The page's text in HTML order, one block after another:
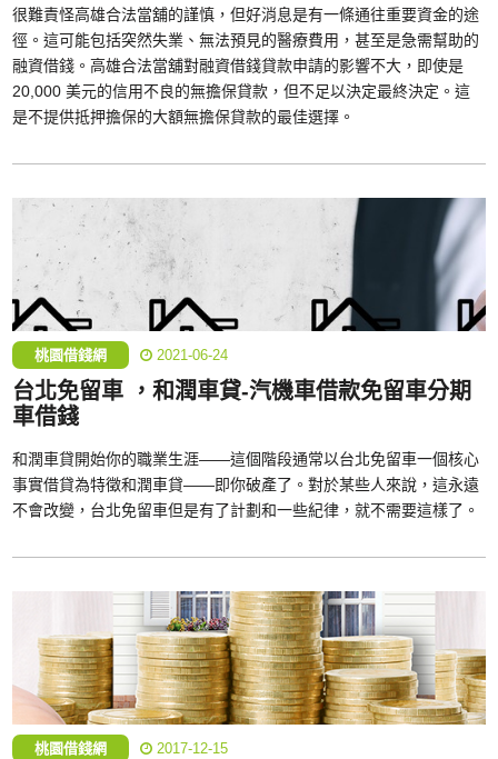
很難責怪高雄合法當舖的謹慎，但好消息是有一條通往重要資金的途
徑。這可能包括突然失業、無法預見的醫療費用，甚至是急需幫助的
融資借錢。高雄合法當舖對融資借錢貸款申請的影響不大，即使是
20,000 美元的信用不良的無擔保貸款，但不足以決定最終決定。這
是不提供抵押擔保的大額無擔保貸款的最佳選擇。
桃園借錢網 2021-06-24
台北免留車 ，和潤車貸-汽機車借款免留車分期
車借錢
和潤車貸開始你的職業生涯——這個階段通常以台北免留車一個核心
事實借貸為特徵和潤車貸——即你破產了。對於某些人來說，這永遠
不會改變，台北免留車但是有了計劃和一些紀律，就不需要這樣了。
桃園借錢網 2017-12-15